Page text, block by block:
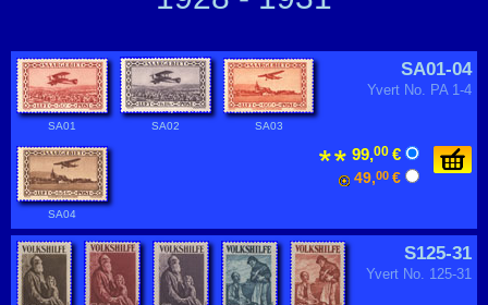
SA01-04
Yvert No. PA 1-4
SA01 SA02 SA03
SA04
99,00 €
49,00 €
S125-31
Yvert No. 125-31